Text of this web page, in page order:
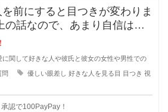
前にすると目つきが変わりま
話なので、あまり自信はな
というか、
に関して好きな人や彼氏と彼女の女性や男性での
問 優しい眼差し 好きな人を見る目 目つき 視
認で100PayPay！